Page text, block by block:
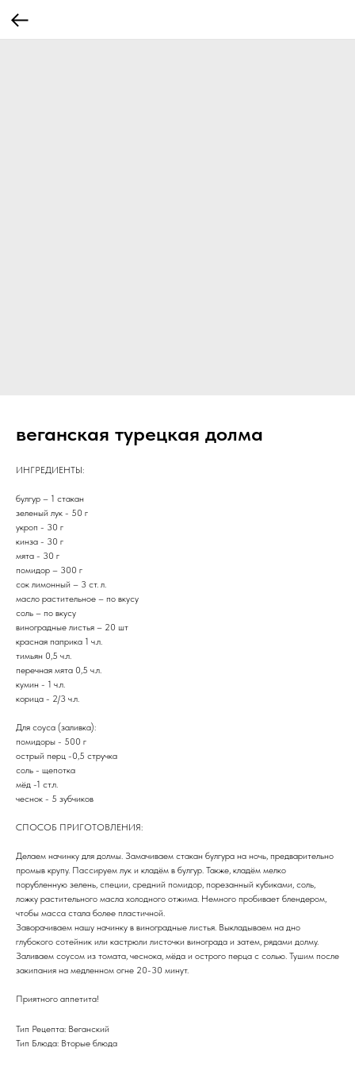
веганская турецкая долма
ИНГРЕДИЕНТЫ:
булгур – 1 стакан
зеленый лук - 50 г
укроп - 30 г
кинза - 30 г
мята - 30 г
помидор – 300 г
сок лимонный – 3 ст. л.
масло растительное – по вкусу
соль – по вкусу
виноградные листья – 20 шт
красная паприка 1 ч.л.
тимьян 0,5 ч.л.
перечная мята 0,5 ч.л.
кумин - 1 ч.л.
корица - 2/3 ч.л.
Для соуса (заливка):
помидоры - 500 г
острый перц -0,5 стручка
соль - щепотка
мёд -1 ст.л.
чеснок - 5 зубчиков
СПОСОБ ПРИГОТОВЛЕНИЯ:
Делаем начинку для долмы. Замачиваем стакан булгура на ночь, предварительно
промыв крупу. Пассируем лук и кладём в булгур. Также, кладём мелко
порубленную зелень, специи, средний помидор, порезанный кубиками, соль,
ложку растительного масла холодного отжима. Немного пробивает блендером,
чтобы масса стала более пластичной.
Заворачиваем нашу начинку в виноградные листья. Выкладываем на дно
глубокого сотейник или кастрюли листочки винограда и затем, рядами долму.
Заливаем соусом из томата, чеснока, мёда и острого перца с солью. Тушим после
закипания на медленном огне 20-30 минут.
Приятного аппетита!
Тип Рецепта: Веганский
Тип Блюда: Вторые блюда